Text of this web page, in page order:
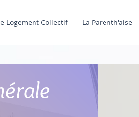
Logement Collectif La Parenth'aise